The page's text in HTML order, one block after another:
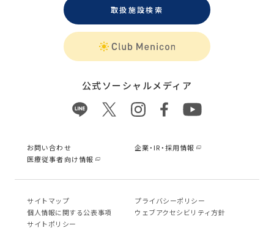
取扱施設検索
公式ソーシャルメディア
お問い合わせ
企業・IR・採用情報
医療従事者向け情報
サイトマップ
プライバシーポリシー
個⼈情報に関する公表事項
ウェブアクセシビリティ方針
サイトポリシー